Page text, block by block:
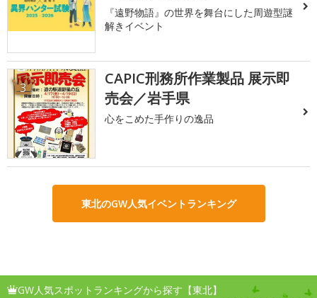
『遠野物語』の世界を舞台にした周遊型謎
解きイベント
3
CAPIC刑務所作業製品 展示即
売会／岩手県
心をこめた手作りの逸品
東北のGW人気イベントランキング
GW人気スポットランキングから探す【東北】